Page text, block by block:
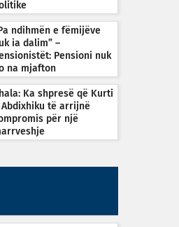
ndihmën e fëmijëve
ia dalim” –
Pensioni nuk
na mjafton
Ka shpresë që Kurti
Abdixhiku të arrijnë
për një